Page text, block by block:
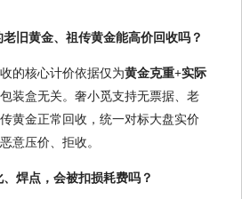
旧黄金、祖传黄金能高价回收吗？
的核心计价依据仅为黄金克重+实际
装盒无关。奢小觅支持无票据、老
黄金正常回收，统一对标大盘实价
意压价、拒收。
焊点，会被扣损耗费吗？